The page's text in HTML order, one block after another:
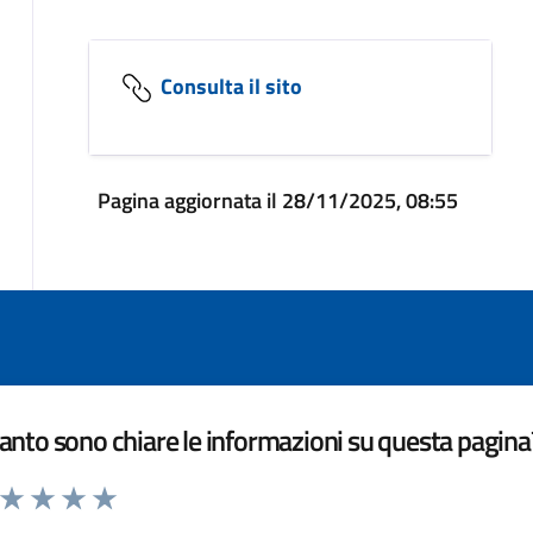
Consulta il sito
Pagina aggiornata il 28/11/2025, 08:55
sono chiare le informazioni su questa
da 1 a 5 stelle la pagina